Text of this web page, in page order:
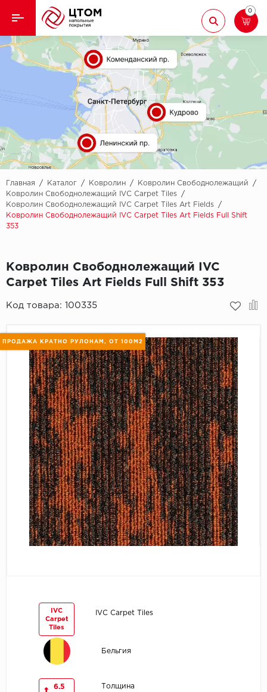
Назад
Кварцвиниловая плитка
Назад
Aberhof
Adelar
Alfa
AllureFloor
Alpine floor
Aquamax
Berry Alloc
Classen
CorkArt Vinyl
CronaFloor
Damy Floor
Decoria
Dolce Flooring
ECO Parquet
EcoClick
Ламинат
Ковролин
Линолеум
Паркет
Паркетная доска
Подложка
Пробковое покрытие
0
Главная / Каталог / Ковролин / Ковролин Свободнолежащий
/
Ковролин Свободнолежащий IVC Carpet Tiles
/
Ковролин Свободнолежащий IVC Carpet Tiles Art Fields
/
Ковролин Свободнолежащий IVC Carpet Tiles Art Fields Full Shift
353
Ковролин Свободнолежащий IVC
Carpet Tiles Art Fields Full Shift 353
Код товара: 100335
ПРОДАЖА КРАТНО РУЛОНАМ, ОТ 100М2
IVC
Carpet
Tiles
IVC Carpet Tiles
Бельгия
6.5
Толщина